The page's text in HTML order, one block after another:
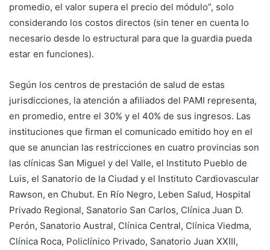
promedio, el valor supera el precio del módulo”, solo
considerando los costos directos (sin tener en cuenta lo
necesario desde lo estructural para que la guardia pueda
estar en funciones).
Según los centros de prestación de salud de estas
jurisdicciones, la atención a afiliados del PAMI representa,
en promedio, entre el 30% y el 40% de sus ingresos. Las
instituciones que firman el comunicado emitido hoy en el
que se anuncian las restricciones en cuatro provincias son
las clínicas San Miguel y del Valle, el Instituto Pueblo de
Luis, el Sanatorio de la Ciudad y el Instituto Cardiovascular
Rawson, en Chubut. En Río Negro, Leben Salud, Hospital
Privado Regional, Sanatorio San Carlos, Clínica Juan D.
Perón, Sanatorio Austral, Clínica Central, Clínica Viedma,
Clínica Roca, Policlínico Privado, Sanatorio Juan XXIII,